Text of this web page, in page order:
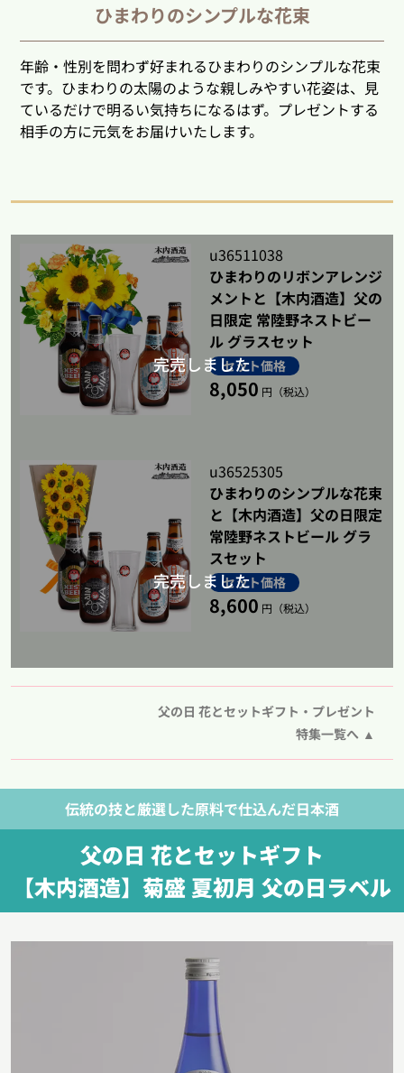
ひまわりのシンプルな花束
年齢・性別を問わず好まれるひまわりのシンプルな花束
です。ひまわりの太陽のような親しみやすい花姿は、見
ているだけで明るい気持ちになるはず。プレゼントする
相手の方に元気をお届けいたします。
u36511038
ひまわりのリボンアレンジ
メントと【木内酒造】父の
日限定 常陸野ネストビー
ル グラスセット
セット価格
8,050 円（税込）
u36525305
ひまわりのシンプルな花束
と【木内酒造】父の日限定
常陸野ネストビール グラ
スセット
セット価格
8,600 円（税込）
父の日 花とセットギフト・プレゼント
特集一覧へ
伝統の技と厳選した原料で仕込んだ日本酒
父の日 花とセットギフト
【木内酒造】菊盛 夏初月 父の日ラベル